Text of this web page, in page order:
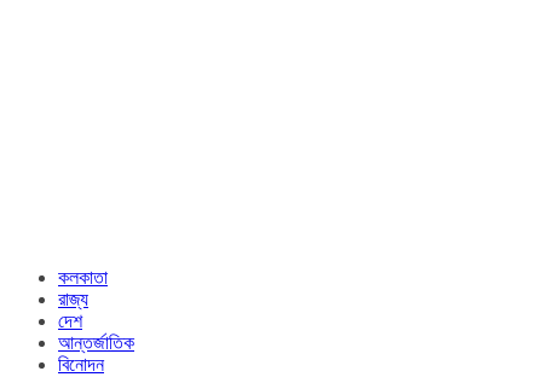
কলকাতা
রাজ্য​
দেশ
আন্তর্জাতিক
বিনোদন